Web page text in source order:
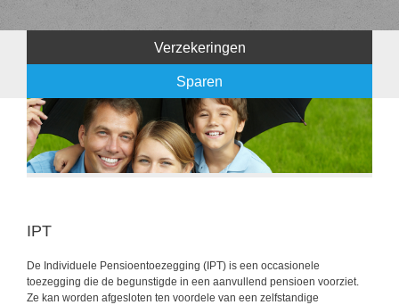
Verzekeringen
Sparen
IPT
De Individuele Pensioentoezegging (IPT) is een occasionele
toezegging die de begunstigde in een aanvullend pensioen voorziet.
Ze kan worden afgesloten ten voordele van een zelfstandige